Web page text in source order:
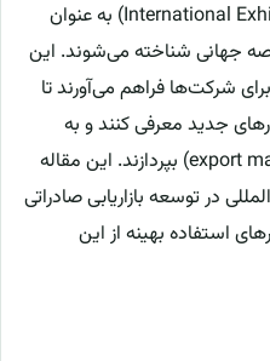
نمايشگاه‌های بين‌المللی (International Exhibitions) به عنوان
عرصه جهانی شناخته می‌شوند. اين
شرکت‌ها فراهم می‌آورند تا
جديد معرفی کنند و به
توسعه بازاریابی صادراتی (export marketing) بپردازند. این مقاله
در توسعه بازاریابی صادراتی
استفاده بهینه از این